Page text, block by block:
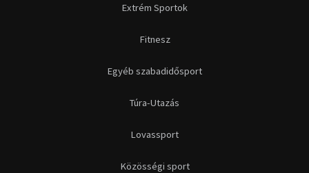
Extrém Sportok
Fitnesz
Egyéb szabadidősport
Túra-Utazás
Lovassport
Közösségi sport